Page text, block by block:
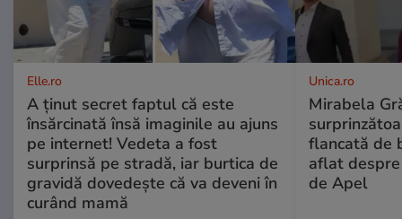
Elle.ro
A ținut secret faptul că este
însărcinată însă imaginile au ajuns
pe internet! Vedeta a fost
surprinsă pe stradă, iar burtica de
gravidă dovedește că va deveni în
curând mamă
Unica.ro
Mirabela
flancată de
aflat
de Apel